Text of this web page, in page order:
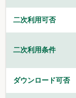
二次利用可否
二次利用条件
ダウンロード可否